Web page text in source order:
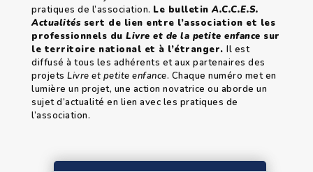
pratiques de l’association. Le bulletin A.C.C.E.S.
Actualités sert de lien entre l’association et les
professionnels du Livre et de la petite enfance sur
le territoire national et à l’étranger. Il est
diffusé à tous les adhérents et aux partenaires des
projets Livre et petite enfance. Chaque numéro met en
lumière un projet, une action novatrice ou aborde un
sujet d’actualité en lien avec les pratiques de
l’association.